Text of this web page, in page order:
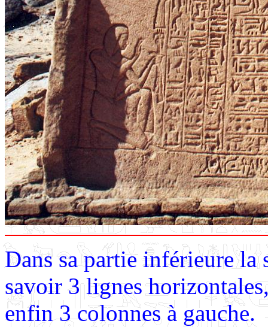
Dans sa partie inférieure la
savoir 3 lignes
enfin 3 colonnes à gauche.